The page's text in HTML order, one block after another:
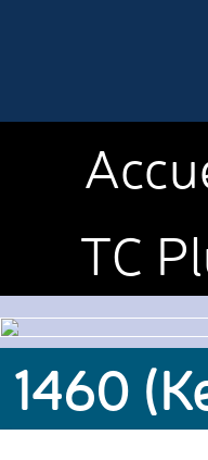
TC
1460